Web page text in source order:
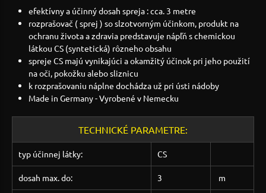
efektívny a účinný dosah spreja : cca. 3 metre
rozprašovač ( sprej ) so slzotvorným účinkom, produkt na
ochranu života a zdravia predstavuje nápľň s chemickou
látkou CS (syntetická) rôzneho obsahu
spreje CS majú vynikajúci a okamžitý účinok pri jeho použití
na oči, pokožku alebo sliznicu
k rozprašovaniu náplne dochádza už pri ústi nádoby
Made in Germany - Vyrobené v Nemecku
TECHNICKÉ PARAMETRE:
typ účinnej látky: CS
dosah max. do: 3 m